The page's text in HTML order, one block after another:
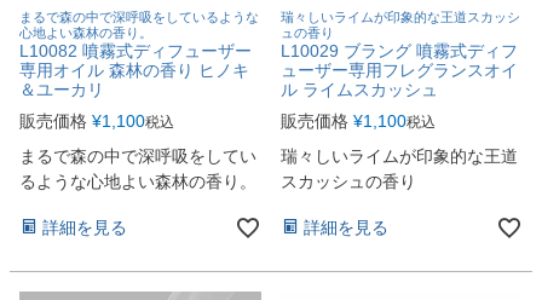
まるで森の中で深呼吸をしているような
心地よい森林の香り。
L10082 噴霧式ディフューザー
専用オイル 森林の香り ヒノキ
＆ユーカリ
販売価格 ¥1,100税込
まるで森の中で深呼吸をしてい
るような心地よい森林の香り。
詳細を見る
瑞々しいライムが印象的な王道スカッシ
ュの香り
L10029 ブラング 噴霧式ディフ
ューザー専用フレグランスオイ
ル ライムスカッシュ
販売価格 ¥1,100税込
瑞々しいライムが印象的な王道
スカッシュの香り
詳細を見る